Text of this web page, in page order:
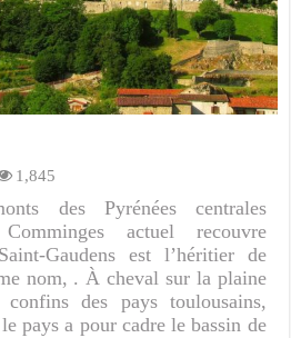
1,845
des Pyrénées centrales
actuel recouvre
Gaudens est l’héritier de
nom, . À cheval sur la plaine
des pays toulousains,
pays a pour cadre le bassin de